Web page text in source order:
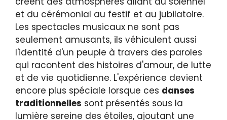
et du cérémonial au festif et au jubilatoire.
Les spectacles musicaux ne sont pas
seulement amusants, ils véhiculent aussi
l'identité d'un peuple à travers des paroles
qui racontent des histoires d'amour, de lutte
et de vie quotidienne. L'expérience devient
encore plus spéciale lorsque ces danses
traditionnelles sont présentés sous la
lumière sereine des étoiles, ajoutant une